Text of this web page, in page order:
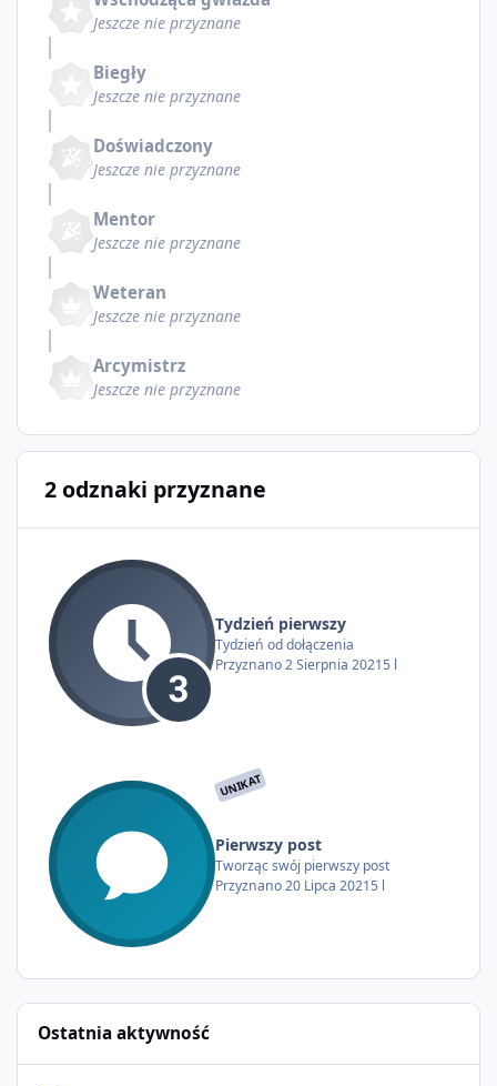
Jeszcze nie przyznane
Biegły
Jeszcze nie przyznane
Doświadczony
Jeszcze nie przyznane
Mentor
Jeszcze nie przyznane
Weteran
Jeszcze nie przyznane
Arcymistrz
Jeszcze nie przyznane
2 odznaki przyznane
Tydzień pierwszy
Tydzień od dołączenia
Przyznano2 Sierpnia 20215 l
UNIKAT
Pierwszy post
Tworząc swój pierwszy post
Przyznano20 Lipca 20215 l
Ostatnia aktywność